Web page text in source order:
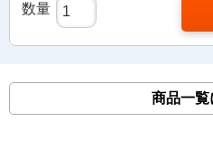
数量
商品一覧